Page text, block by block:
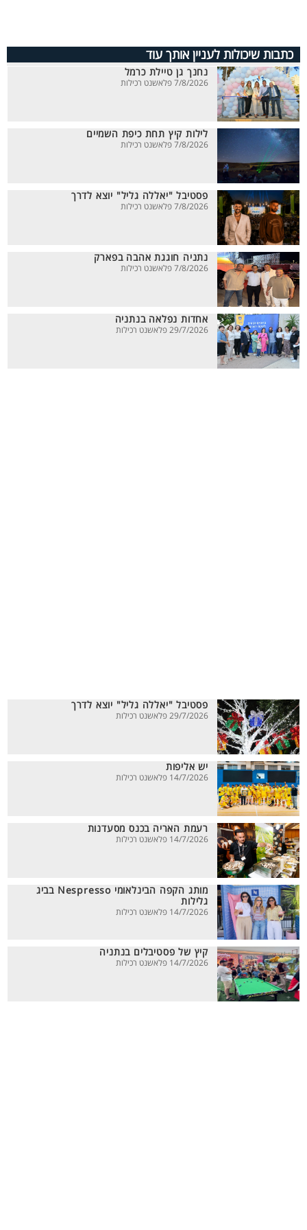
כתבות שיכולות לעניין אותך עוד
נחנך גן טיילת כרמל
7/8/2026 פלאשנט רכילות
לילות קיץ תחת כיפת השמיים
7/8/2026 פלאשנט רכילות
פסטיבל "יאללה גליל" יוצא לדרך
7/8/2026 פלאשנט רכילות
נתניה חוגגת אהבה בפארק
7/8/2026 פלאשנט רכילות
אחדות נפלאה בנתניה
29/7/2026 פלאשנט רכילות
פסטיבל "יאללה גליל" יוצא לדרך
29/7/2026 פלאשנט רכילות
יש אליפות
14/7/2026 פלאשנט רכילות
רעמת האריה בכנס מסעדנות
14/7/2026 פלאשנט רכילות
מותג הקפה הבינלאומי Nespresso בביג
גלילות
14/7/2026 פלאשנט רכילות
קיץ של פסטיבלים בנתניה
14/7/2026 פלאשנט רכילות